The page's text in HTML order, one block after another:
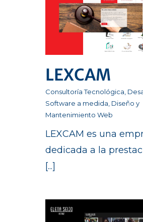
LEXCAM
Consultoría Tecnológica
Software a medida Diseño y
Mantenimiento Web
LEXCAM es una
dedicada a la
[...]